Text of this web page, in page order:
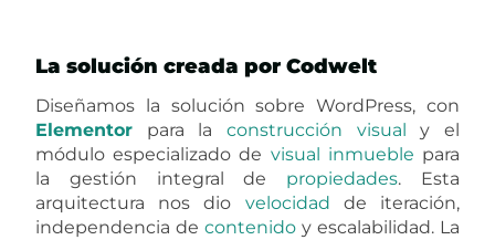
La solución creada por Codwelt
Diseñamos la solución sobre WordPress, con
Elementor para la construcción visual
y el
módulo especializado de visual inmueble para
la gestión integral de propiedades. Esta
arquitectura nos dio velocidad de iteración,
independencia decontenido y escalabilidad. La